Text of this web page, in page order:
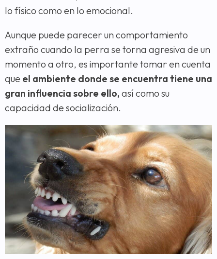
lo físico como en lo emocional.
Aunque puede parecer un comportamiento
extraño cuando la perra se torna agresiva de un
momento a otro, es importante tomar en cuenta
que el ambiente donde se encuentra tiene una
gran influencia sobre ello, así como su
capacidad de socialización.